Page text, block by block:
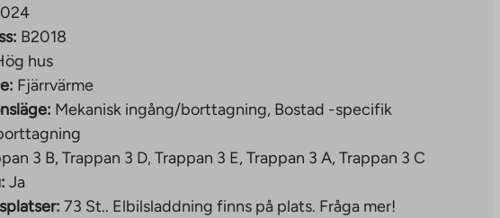
B2018
hus
Fjärrvärme
Mekanisk ingång/borttagning, Bostad -specifik
3 B, Trappan 3 D, Trappan 3 E, Trappan 3 A, Trappan 3 C
Ja
73 St.. Elbilsladdning finns på plats. Fråga mer!